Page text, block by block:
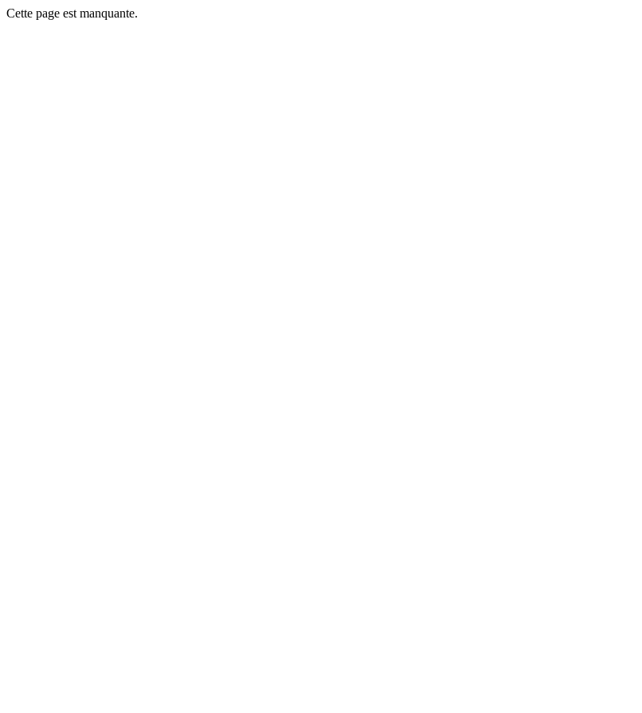
Cette page est manquante.